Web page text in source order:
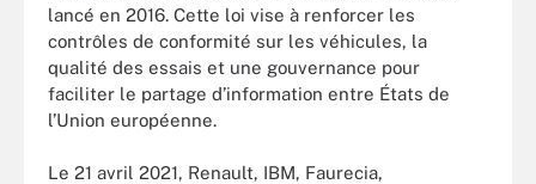
lancé en 2016. Cette loi vise à renforcer les
contrôles de conformité sur les véhicules, la
qualité des essais et une gouvernance pour
faciliter le partage d’information entre États de
l’Union européenne.
Le 21 avril 2021, Renault, IBM, Faurecia,